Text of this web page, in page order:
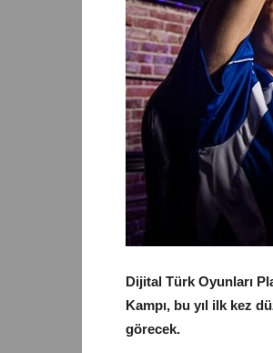
Dijital Türk Oyunları
Kampı, bu yıl ilk kez
görecek.